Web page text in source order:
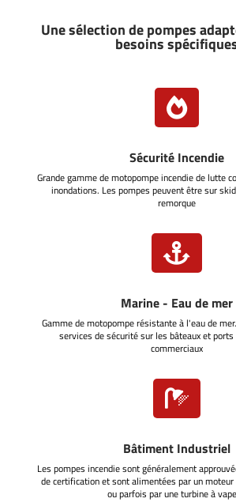
Une sélection de pompes
besoins

Sécurité Incendie
Grande gamme de motopompe incendie de lutte
inondations. Les pompes peuvent être sur
remorque

Marine - Eau de mer
Gamme de motopompe résistante à l'eau de
services de sécurité sur les bâteaux et
commerciaux

Bâtiment Industriel
Les pompes incendie sont généralement
de certification et sont alimentées par un
ou parfois par une turbine à